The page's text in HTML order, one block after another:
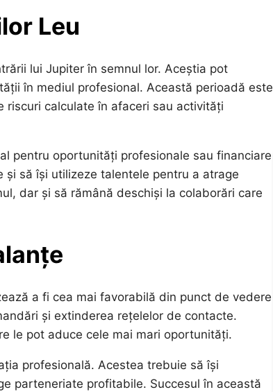
Leu
lui Jupiter în semnul lor. Aceștia pot
în mediul profesional. Această perioadă este
riscuri calculate în afaceri sau activități
pentru oportunități profesionale sau financiare
să își utilizeze talentele pentru a atrage
dar și să rămână deschiși la colaborări care
a fi cea mai favorabilă din punct de vedere
și extinderea rețelelor de contacte.
le pot aduce cele mai mari oportunități.
profesională. Acestea trebuie să își
parteneriate profitabile. Succesul în această